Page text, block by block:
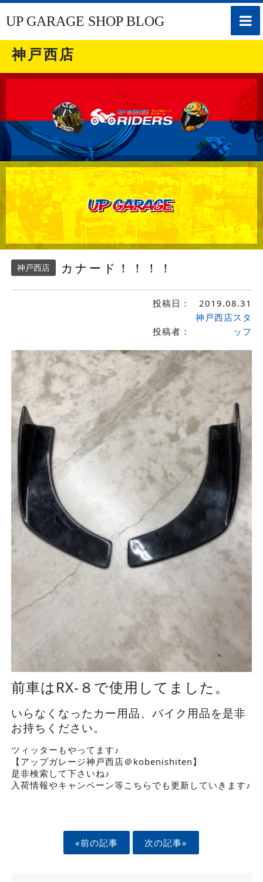
toggle
UP GARAGE SHOP BLOG
神戸西店
神戸西店 カナード！！！！
投稿日： 2019.08.31
投稿者：
神戸西店スタ
ッフ
前車はRX-８で使用してました。
いらなくなったカー用品、バイク用品を是非
お持ちください。
ツィッターもやってます♪
【アップガレージ神戸西店＠kobenishiten】
是非検索して下さいね♪
入荷情報やキャンペーン等こちらでも更新していきます♪
«前の記事 次の記事»